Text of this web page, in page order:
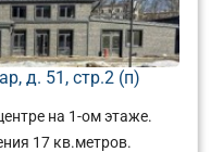
д. 51, стр.2 (п)
на 1-ом этаже.
17 кв.метров.